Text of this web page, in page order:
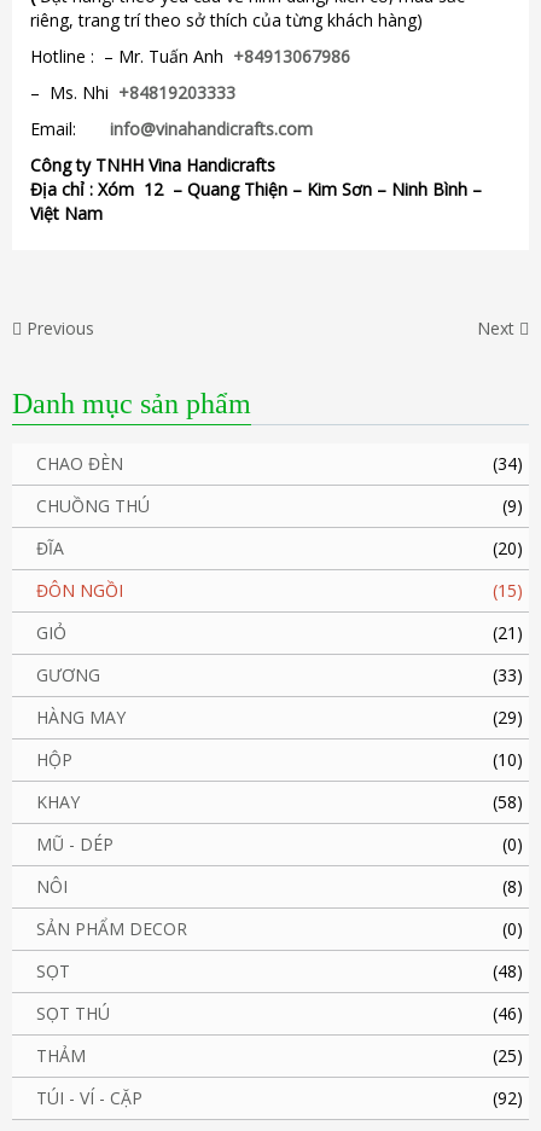
riêng, trang trí theo sở thích của từng khách hàng)
Hotline : – Mr. Tuấn Anh +84913067986
– Ms. Nhi +84819203333
Email: info@vinahandicrafts.com
Công ty TNHH Vina Handicrafts
Địa chỉ : Xóm 12– Quang Thiện – Kim Sơn – Ninh Bình –
Việt Nam
Previous Next
Danh mục sản phẩm
CHAO ĐÈN
(34)
CHUỒNG THÚ
(9)
ĐĨA
(20)
ĐÔN NGỒI
(15)
GIỎ
(21)
GƯƠNG
(33)
HÀNG MAY
(29)
HỘP
(10)
KHAY
(58)
MŨ - DÉP
(0)
NÔI
(8)
SẢN PHẨM DECOR
(0)
SỌT
(48)
SỌT THÚ
(46)
THẢM
(25)
TÚI - VÍ - CẶP
(92)